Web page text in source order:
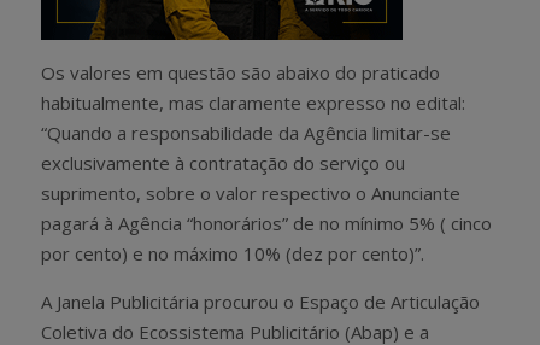
Os valores em questão são abaixo do praticado
habitualmente, mas claramente expresso no edital:
“Quando a responsabilidade da Agência limitar-se
exclusivamente à contratação do serviço ou
suprimento, sobre o valor respectivo o Anunciante
pagará à Agência “honorários” de no mínimo 5% ( cinco
por cento) e no máximo 10% (dez por cento)”.
A Janela Publicitária procurou o Espaço de Articulação
Coletiva do Ecossistema Publicitário (Abap) e a